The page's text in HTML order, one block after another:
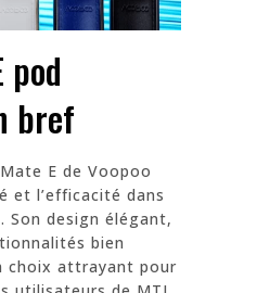
pod
bref
E de Voopoo
et l’efficacité dans
Son design élégant,
bien
choix attrayant pour